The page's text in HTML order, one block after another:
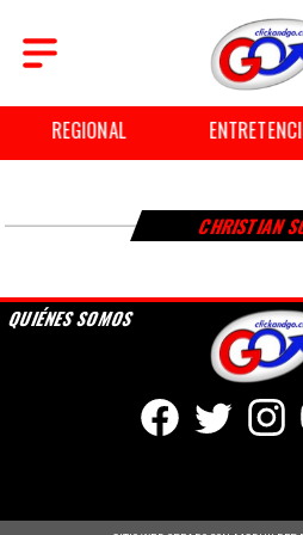
REGIONAL
CHRISTIAN
QUIÉNES SOMOS